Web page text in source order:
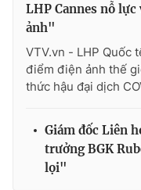
LHP Cannes nỗ
ảnh"
VTV.vn - LHP Quốc
điểm điện ảnh thế
thức hậu đại dịch
Giám đốc Liên
trưởng BGK
lọi"